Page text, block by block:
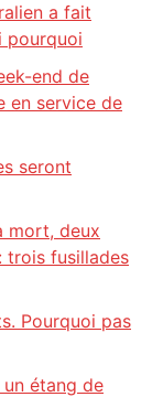
a fait
pourquoi
end de
en service de
seront
mort, deux
trois fusillades
Pourquoi pas
étang de